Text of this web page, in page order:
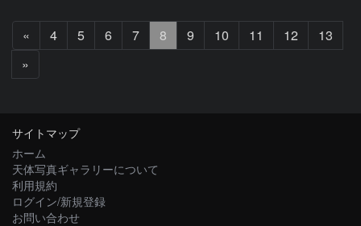
«
へ
4 5 6 7 8 9 10 11 12
13
»
へ
サイトマップ
ホーム
天体写真ギャラリーについて
利用規約
ログイン/新規登録
お問い合わせ